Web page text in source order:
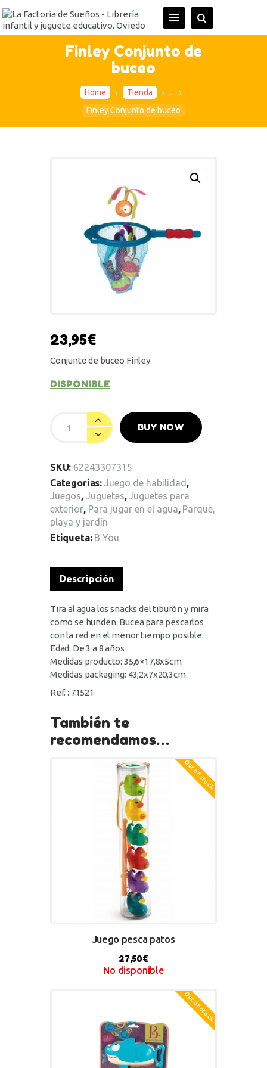
Finley Conjunto de
buceo
Home Tienda
...
Finley Conjunto de buceo
INICIO
TIENDA
ACTIVIDADES
CONTACTO
23,95€
Conjunto de buceo Finley
DISPONIBLE
BUY NOW
SKU: 62243307315
Categorías: Juego de habilidad ,
Juegos, Juguetes,Juguetes para
exterior, Para jugar en el agua, Parque,
playa y jardín
Etiqueta: B You
Descripción
Tira al agua los snacks del tiburón y mira
como se hunden. Bucea para pescarlos
con la red en el menor tiempo posible.
Edad: De 3 a 8 años
Medidas producto: 35,6×17,8x5cm
Medidas packaging: 43,2x7x20,3cm
Ref. : 71521
También te
recomendamos…
Out of stock
Juego pesca patos
27,50€
No disponible
Out of stock